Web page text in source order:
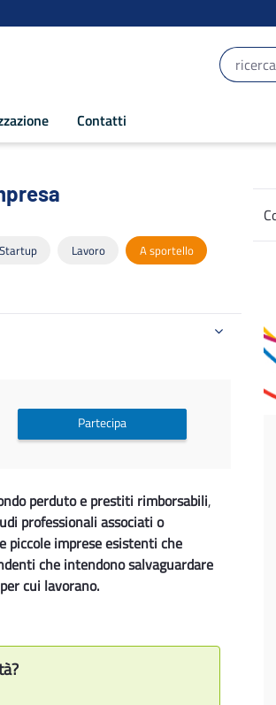
Contatti
- POR Puglia 2014-
Startup Lavoro
A sportello
Partecipa
perduto e prestiti rimborsabili,
professionali associati o
piccole imprese esistenti che
che intendono salvaguardare
cui lavorano.